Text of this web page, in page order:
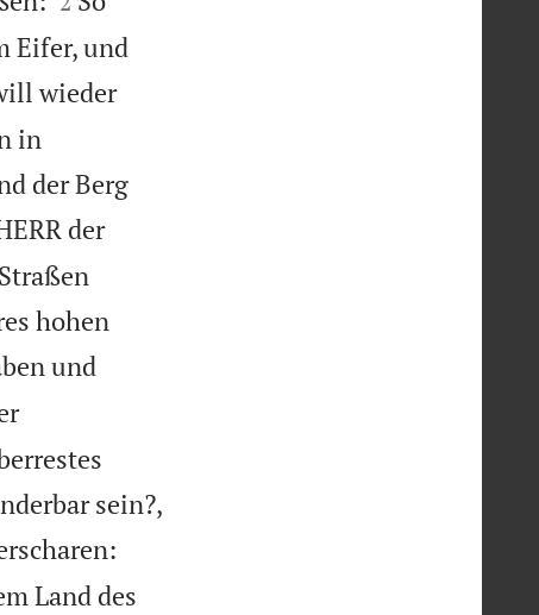
Eifer, und
wieder
in
der Berg
der
hohen
und
sein?,
Land des